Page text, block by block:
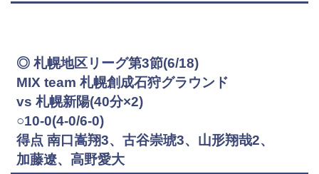
◎ 札幌地区リーグ第3節(6/18)
MIX team 札幌創成石狩グラウンド
vs 札幌新陽(40分×2)
○10-0(4-0/6-0)
得点 南口嵩翔3、古谷崇琥3、山形翔哉2、
加藤遼、高野愛大